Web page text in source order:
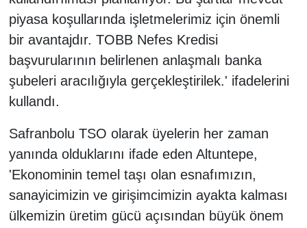
piyasa koşullarında işletmelerimiz için önemli
bir avantajdır. TOBB Nefes Kredisi
başvurularının belirlenen anlaşmalı banka
şubeleri aracılığıyla gerçekleştirilek.' ifadelerini
kullandı.
Safranbolu TSO olarak üyelerin her zaman
yanında olduklarını ifade eden Altuntepe,
'Ekonominin temel taşı olan esnafımızın,
sanayicimizin ve girişimcimizin ayakta kalması
ülkemizin üretim gücü açısından büyük önem